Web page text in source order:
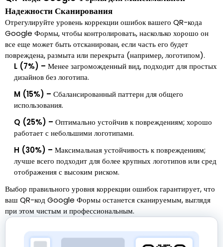
Надежности Сканирования
Отрегулируйте уровень коррекции ошибок вашего QR-кода
Google Формы, чтобы контролировать, насколько хорошо он
все еще может быть отсканирован, если часть его будет
повреждена, размыта или перекрыта (например, логотипом).
L (7%) – Менее загроможденный вид, подходит для простых
дизайнов без логотипа.
M (15%) – Сбалансированный паттерн для общего
использования.
Q (25%) – Оптимально устойчив к повреждениям; хорошо
работает с небольшими логотипами.
H (30%) – Максимальная устойчивость к повреждениям;
лучше всего подходит для более крупных логотипов или сред
отображения с высоким риском.
Выбор правильного уровня коррекции ошибок гарантирует, что
ваш QR-код Google Формы останется сканируемым, выглядя
при этом чистым и профессиональным.